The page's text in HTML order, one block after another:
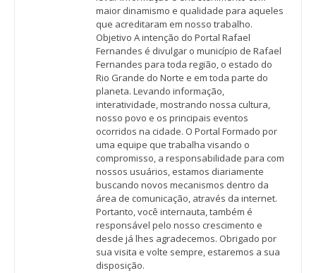
maior dinamismo e qualidade para aqueles
que acreditaram em nosso trabalho.
Objetivo A intenção do Portal Rafael
Fernandes é divulgar o município de Rafael
Fernandes para toda região, o estado do
Rio Grande do Norte e em toda parte do
planeta. Levando informação,
interatividade, mostrando nossa cultura,
nosso povo e os principais eventos
ocorridos na cidade. O Portal Formado por
uma equipe que trabalha visando o
compromisso, a responsabilidade para com
nossos usuários, estamos diariamente
buscando novos mecanismos dentro da
área de comunicação, através da internet.
Portanto, você internauta, também é
responsável pelo nosso crescimento e
desde já lhes agradecemos. Obrigado por
sua visita e volte sempre, estaremos a sua
disposição.